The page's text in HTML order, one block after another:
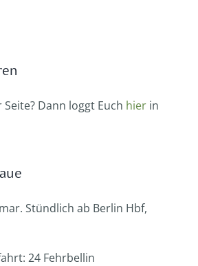
Dann loggt Euch hier in
Stündlich ab Berlin Hbf,
24 Fehrbellin